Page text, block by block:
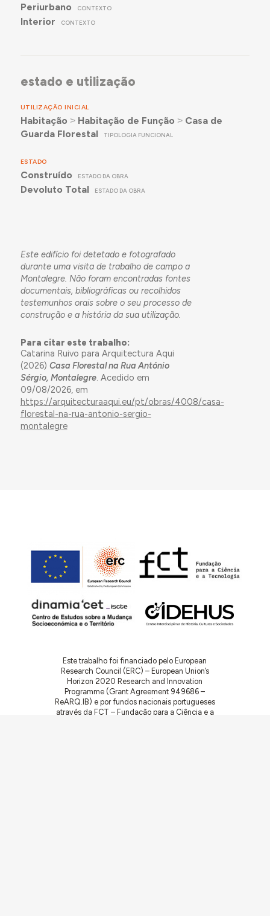
Periurbano CONTEXTO
Interior CONTEXTO
estado e utilização
UTILIZAÇÃO INICIAL
Habitação ˃ Habitação de Função ˃ Casa de
Guarda Florestal
TIPOLOGIA FUNCIONAL
ESTADO
Construído ESTADO DA OBRA
Devoluto Total ESTADO DA OBRA
Este edifício foi detetado e fotografado
durante uma visita de trabalho de campo a
Montalegre. Não foram encontradas fontes
documentais, bibliográficas ou recolhidos
testemunhos orais sobre o seu processo de
construção e a história da sua utilização.
Para citar este trabalho:
Catarina Ruivo para Arquitectura Aqui
(2026) Casa Florestal na Rua António
Sérgio, Montalegre. Acedido em
09/08/2026, em
https://arquitecturaaqui.eu/pt/obras/4008/casa-
florestal-na-rua-antonio-sergio-
montalegre
Este trabalho foi financiado pelo European
Research Council (ERC) – European Union’s
Horizon 2020 Research and Innovation
Programme (Grant Agreement 949686 –
ReARQ.IB) e por fundos nacionais portugueses
através da FCT – Fundação para a Ciência e a